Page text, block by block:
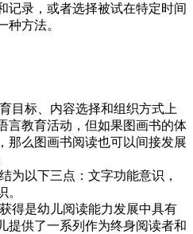
记录，或者选择被试在特定时间
种方法。
目标、内容选择和组织方式上
言教育活动，但如果图画书的体
那么图画书阅读也可以间接发展
为以下三点：文字功能意识，
。
得是幼儿阅读能力发展中具有
提供了一系列作为终身阅读者和